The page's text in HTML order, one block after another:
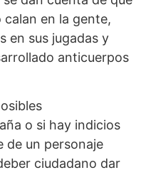
en la gente,
en sus jugadas y
anticuerpos
o si hay indicios
de un personaje
ciudadano dar